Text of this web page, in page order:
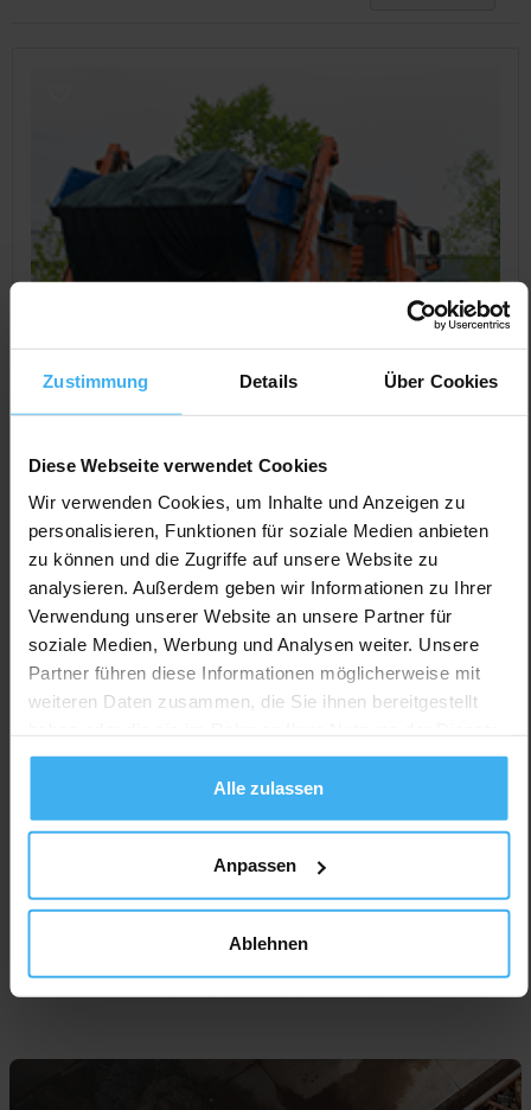
Zustimmung Details Über Cookies
Diese Webseite verwendet Cookies
Wir verwenden Cookies, um Inhalte und Anzeigen zu
personalisieren, Funktionen für soziale Medien anbieten
zu können und die Zugriffe auf unsere Website zu
analysieren. Außerdem geben wir Informationen zu Ihrer
Verwendung unserer Website an unsere Partner für
soziale Medien, Werbung und Analysen weiter. Unsere
Partner führen diese Informationen möglicherweise mit
weiteren Daten zusammen, die Sie ihnen bereitgestellt
gesammelt haben.
Alle zulassen
Anpassen
Ablehnen
CONTAINERDIENST
Ritter Recycling, Julia Ritter
Noch keine Bewertung
Am Ziegelplatz 17, 77746 Schutterwald, Deutschland
Jetzt Anrufen
Für Unternehmen